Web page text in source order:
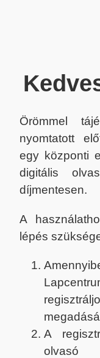
Örömmel
nyomtatott
egy központi
digitális
díjmentesen.
A
lépés
A
olvasó